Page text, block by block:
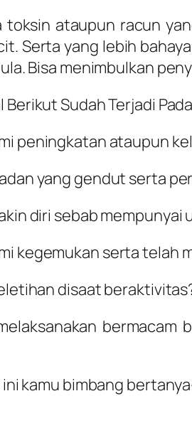
toksin ataupun racun
Serta yang lebih
Bisa menimbulkan
Berikut Sudah Terjadi
peningkatan ataupun
yang gendut serta
diri sebab
kegemukan serta telah
disaat
ini kamu bimbang